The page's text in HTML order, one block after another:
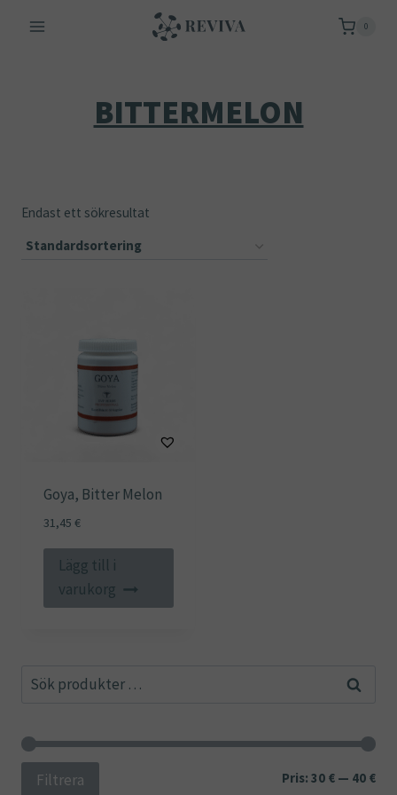
0
BITTERMELON
Endast ett sökresultat
Goya, Bitter Melon
31,45 €
Lägg till i
varukorg
Sök
Sök
Min
Filtrera Pris: 30 € — 40 €